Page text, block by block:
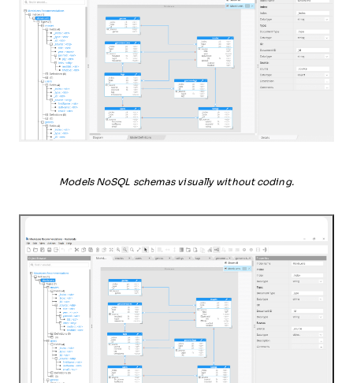
Models NoSQL schemas visually without coding.